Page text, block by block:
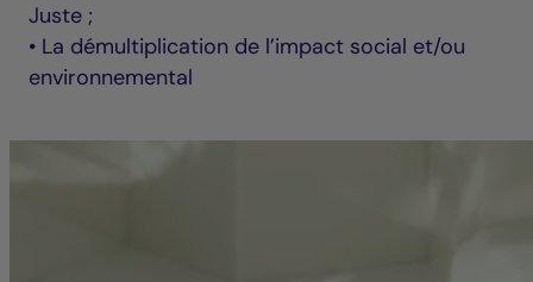
Juste ;
• La démultiplication de l’impact social et/ou
environnemental